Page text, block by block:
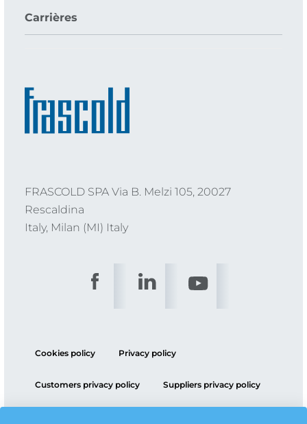
Carrières
FRASCOLD SPA Via B. Melzi 105, 20027
Rescaldina
Italy, Milan (MI) Italy
Cookies policy Privacy policy
Customers privacy policy Suppliers privacy policy